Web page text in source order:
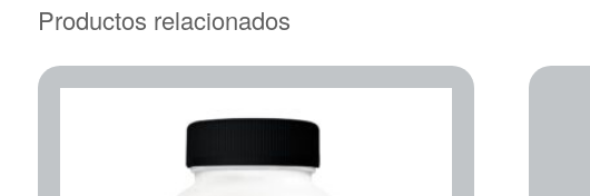
Productos relacionados